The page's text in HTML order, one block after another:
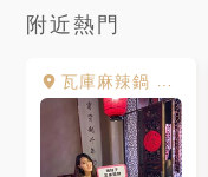
附近熱門
瓦庫麻辣鍋 WOW COOL HOTPOT